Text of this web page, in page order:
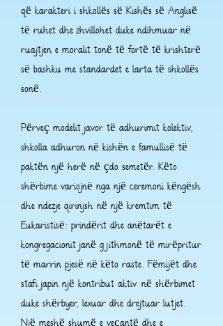
që karakteri i shkollës së Kishës së Anglisë
të ruhet dhe zhvillohet duke ndihmuar në
ruajtjen e moralit tonë të fortë të krishterë
së bashku me standardet e larta të shkollës
sonë.
Përveç modelit javor të adhurimit kolektiv,
shkolla adhuron në kishën e famullisë të
paktën një herë në çdo semetër. Këto
shërbime variojnë nga një ceremoni këngësh
dhe ndezje qirinjsh në një kremtim të
Eukaristisë: prindërit dhe anëtarët e
kongregacionit janë gjithmonë të mirëpritur
të marrin pjesë në këto raste. Fëmijët dhe
stafi japin një kontribut aktiv në shërbimet
duke shërbyer, lexuar dhe drejtuar lutjet.